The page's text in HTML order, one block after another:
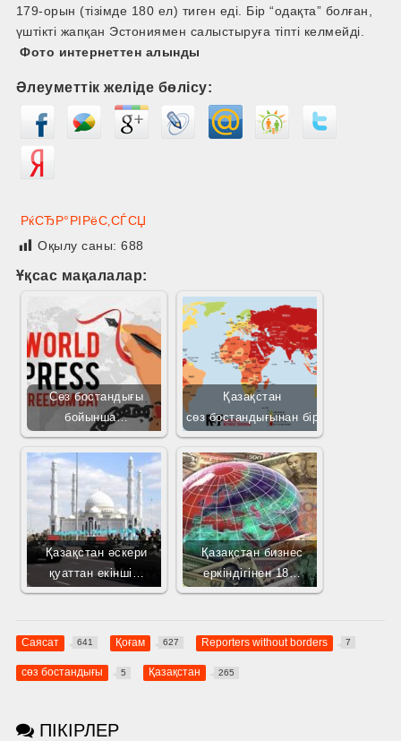
179-орын (тізімде 180 ел) тиген еді. Бір “одақта” болған,
үштікті жапқан Эстониямен салыстыруға тіпті келмейді.
Фото интернеттен алынды
Әлеуметтік желіде бөлісу:
РќСЂР°РІРёС‚СЃСЏ
Оқылу саны:688
Ұқсас мақалалар:
Сөз бостандығы
бойынша…
Қазақстан
сөз бостандығынан бір
Қазақстан әскери
қуаттан екінші…
Қазақстан бизнес
еркіндігінен 18…
Саясат 641 Қоғам 627 Reporters without borders 7
сөз бостандығы 5 Қазақстан 265
ПІКІРЛЕР